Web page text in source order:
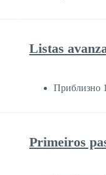
Listas
Приблизно
Primeiros